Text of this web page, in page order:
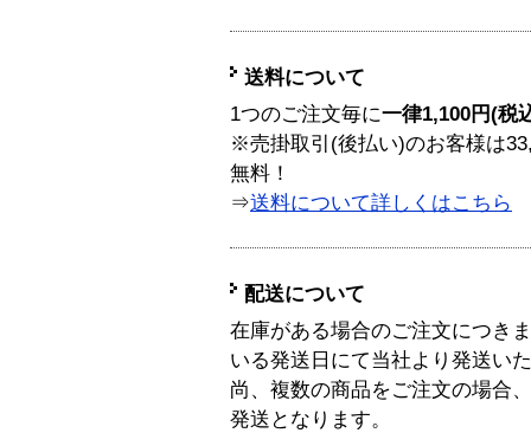
送料について
1つのご注文毎に一律1,100円(税
※売掛取引(後払い)のお客様は
無料！
⇒送料について詳しくはこちら
配送について
在庫がある場合のご注文につき
いる発送日にて当社より発送い
尚、複数の商品をご注文の場合
発送となります。